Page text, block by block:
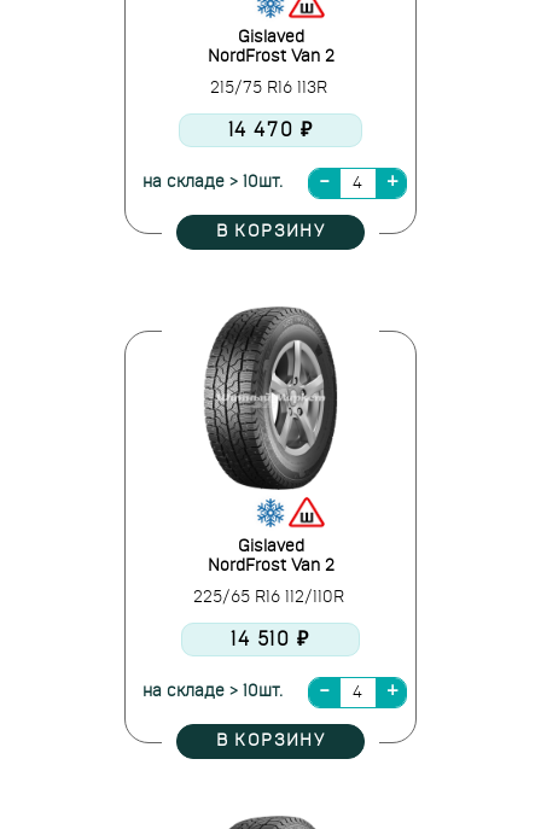
Gislaved
NordFrost Van 2
215/75 R16 113R
14 470 ₽
на складе > 10шт.
В КОРЗИНУ
Gislaved
NordFrost Van 2
225/65 R16 112/110R
14 510 ₽
на складе > 10шт.
В КОРЗИНУ